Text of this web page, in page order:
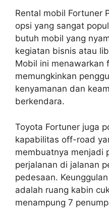
Rental mobil Fortuner
opsi yang sangat
butuh mobil yang
kegiatan bisnis atau
Mobil ini menawarkan
memungkinkan
kenyamanan dan
berkendara.
Toyota Fortuner juga
kapabilitas off-road
membuatnya menjadi
perjalanan di jalanan
pedesaan.
adalah ruang kabin
menampung 7